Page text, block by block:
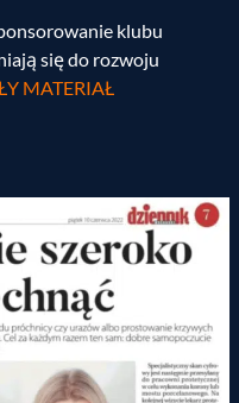
klubu
się do rozwoju
MATERIAŁ